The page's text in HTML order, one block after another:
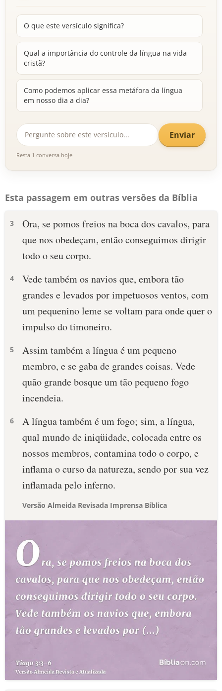
O que este versículo significa?
Qual a importância do controle da língua na vida
cristã?
Como podemos aplicar essa metáfora da língua
em nosso dia a dia?
Enviar
Resta 1 conversa hoje
Esta passagem em outras versões da Bíblia
3
Ora, se pomos freios na boca dos cavalos, para
que nos obedeçam, então conseguimos dirigir
todo o seu corpo.
4
Vede também os navios que, embora tão
grandes e levados por impetuosos ventos, com
um pequenino leme se voltam para onde quer o
impulso do timoneiro.
5
Assim também a língua é um pequeno
membro, e se gaba de grandes coisas. Vede
quão grande bosque um tão pequeno fogo
incendeia.
6
A língua também é um fogo; sim, a língua,
qual mundo de iniqüidade, colocada entre os
nossos membros, contamina todo o corpo, e
inflama o curso da natureza, sendo por sua vez
inflamada pelo inferno.
Versão Almeida Revisada Imprensa Bíblica